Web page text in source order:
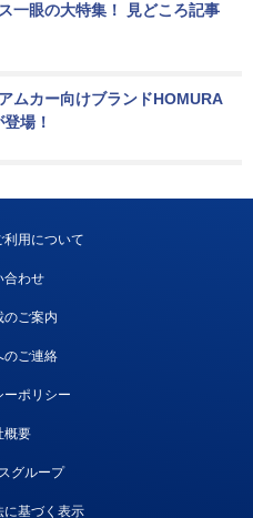
一眼の大特集！ 見どころ記事
ムカー向けブランドHOMURA
場！
用について
合わせ
のご案内
のご連絡
ーポリシー
概要
グループ
に基づく表示